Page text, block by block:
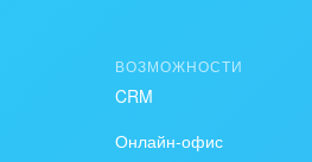
ВОЗМОЖНОСТИ
CRM
Онлайн-офис